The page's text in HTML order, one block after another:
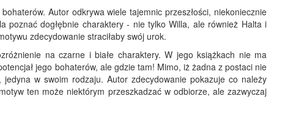
Autor odkrywa wiele tajemnic przeszłości, niekoniecznie
poznać dogłębnie charaktery - nie tylko Willa, ale również Halta i
zdecydowanie straciłaby swój urok.
na czarne i białe charaktery. W jego książkach nie ma
jego bohaterów, ale gdzie tam! Mimo, iż żadna z postaci nie
w swoim rodzaju. Autor zdecydowanie pokazuje co należy
ten może niektórym przeszkadzać w odbiorze, ale zazwyczaj